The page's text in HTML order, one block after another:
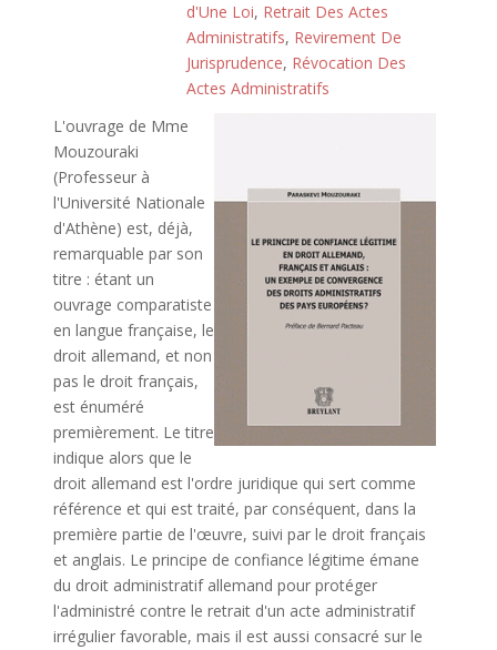
d'Une Loi, Retrait Des Actes
Administratifs, Revirement De
Jurisprudence, Révocation Des
Actes Administratifs
L'ouvrage de Mme
Mouzouraki
(Professeur à
l'Université Nationale
d'Athène) est, déjà,
remarquable par son
titre : étant un
ouvrage comparatiste
en langue française, le
droit allemand, et non
pas le droit français,
est énuméré
premièrement. Le titre
indique alors que le
droit allemand est l'ordre juridique qui sert comme
référence et qui est traité, par conséquent, dans la
première partie de l'œuvre, suivi par le droit français
et anglais. Le principe de confiance légitime émane
du droit administratif allemand pour protéger
l'administré contre le retrait d'un acte administratif
irrégulier favorable, mais il est aussi consacré sur le